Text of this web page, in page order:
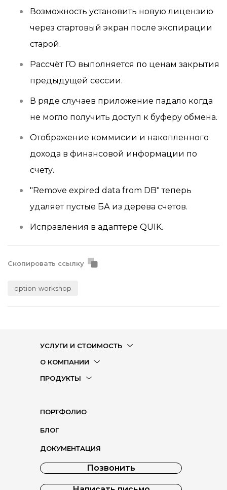
Возможность установить новую лицензию
через стартовый экран после экспирации
старой.
Рассчёт ГО выполняется по ценам закрытия
предыдущей сессии.
В ряде случаев приложение падало когда
не могло получить доступ к буферу обмена.
Отображение коммисии и накопленного
дохода в финансовой информации по
счету.
"Remove expired data from DB" теперь
удаляет пустые БА из дерева счетов.
Исправления в адаптере QUIK.
Скопировать ссылку
option-workshop
УСЛУГИ И СТОИМОСТЬ
О КОМПАНИИ
ПРОДУКТЫ
ПОРТФОЛИО
БЛОГ
ДОКУМЕНТАЦИЯ
Позвонить